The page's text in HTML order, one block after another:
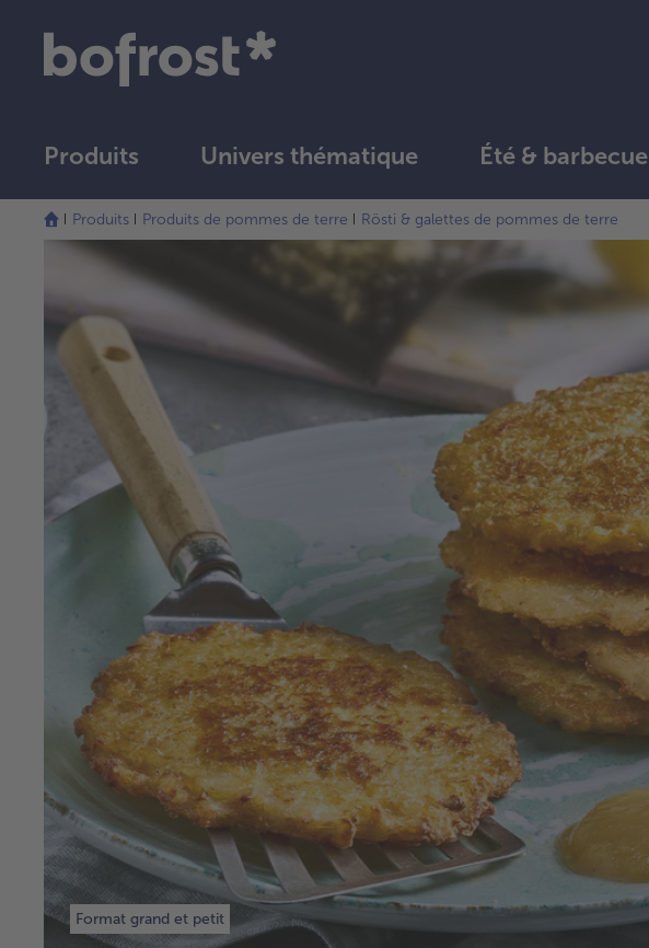
Produits Univers thématique Été & barbecue
Produits Produits de pommes de terre Rösti & galettes de pommes de terre
Format grand et petit